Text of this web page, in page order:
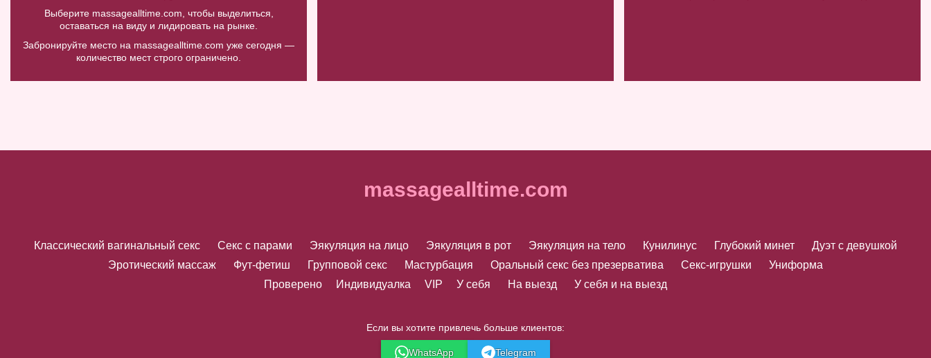
Выберите massagealltime.com, чтобы выделиться,
оставаться на виду и лидировать на рынке.
Забронируйте место на massagealltime.com уже сегодня —
количество мест строго ограничено.
massagealltime.com
Классический вагинальный секс Секс с парами Эякуляция на лицо Эякуляция в рот Эякуляция на тело Кунилинус Глубокий минет
Дуэт с девушкой
Эротический массаж
Фут-фетиш Групповой секс Мастурбация Оральный секс без презерватива Секс-игрушки
Униформа
Проверено
Индивидуалка VIP У себя На выезд У себя и на выезд
Если вы хотите привлечь больше клиентов:
WhatsApp Telegram